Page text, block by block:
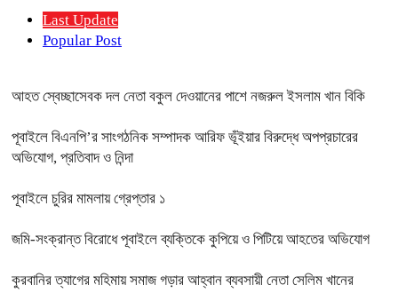
Last Update
Popular Post
আহত স্বেচ্ছাসেবক দল নেতা বকুল দেওয়ানের পাশে নজরুল ইসলাম খান বিকি
পূবাইলে বিএনপি’র সাংগঠনিক সম্পাদক আরিফ ভূঁইয়ার বিরুদ্ধে অপপ্রচারের
অভিযোগ, প্রতিবাদ ও নিন্দা
পূবাইলে চুরির মামলায় গ্রেপ্তার ১
জমি-সংক্রান্ত বিরোধে পূবাইলে ব্যক্তিকে কুপিয়ে ও পিটিয়ে আহতের অভিযোগ
কুরবানির ত্যাগের মহিমায় সমাজ গড়ার আহ্বান ব্যবসায়ী নেতা সেলিম খানের